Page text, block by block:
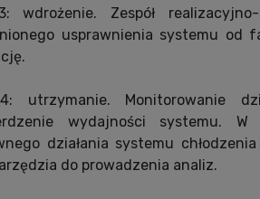
wdrożenie. Zespół
usprawnienia systemu od
utrzymanie. Monitorowanie
wydajności systemu.
działania systemu
do prowadzenia analiz.